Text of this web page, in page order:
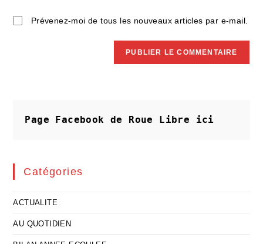
Prévenez-moi de tous les nouveaux articles par e-mail.
Page Facebook de Roue Libre ici
Catégories
ACTUALITE
AU QUOTIDIEN